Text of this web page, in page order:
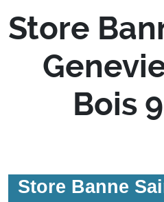
Store
Bois
Store Banne